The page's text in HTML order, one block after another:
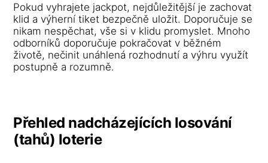
Pokud vyhrajete jackpot, nejdůležitější je zachovat
klid a výherní tiket bezpečně uložit. Doporučuje se
nikam nespěchat, vše si v klidu promyslet. Mnoho
odborníků doporučuje pokračovat v běžném
životě, nečinit unáhlená rozhodnutí a výhru využít
postupně a rozumně.
Přehled nadcházejících losování
(tahů) loterie